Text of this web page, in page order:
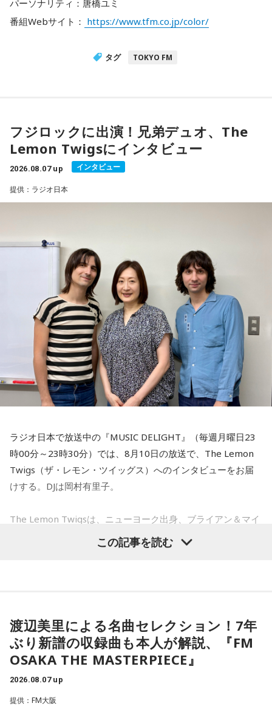
パーソナリティ：唐橋ユミ
番組Webサイト： https://www.tfm.co.jp/color/
タグ TOKYO FM
フジロックに出演！兄弟デュオ、The
Lemon Twigsにインタビュー
2026.08.07 up インタビュー
提供：ラジオ日本
ラジオ日本で放送中の『MUSIC DELIGHT』（毎週月曜日23
時00分～23時30分）では、8月10日の放送で、The Lemon
Twigs（ザ・レモン・ツイッグス）へのインタビューをお届
けする。DJは岡村有里子。
The Lemon Twigsは、ニューヨーク出身、ブライアン＆マイ
ケル・ダダリオによる兄弟デュオ。2016年にアルバム『Do
Hollywood』で鮮烈なデビューを果たし、60〜70年代ポップ
For Your Mind!』を発表し、FUJI ROCK FESTIVAL ’26に出
演。新作からの楽曲も多数披露し、満員のレッドマーキーを
沸かせた。
番組では、9年ぶりの出演となったフジロックの話をはじめ、
最新作や楽曲制作、お互いのミュージシャンとしての魅力に
この記事を読む
渡辺美里による名曲セレクション！7年
ぶり新譜の収録曲も本人が解説、『FM
OSAKA THE MASTERPIECE』
2026.08.07 up
提供：FM大阪